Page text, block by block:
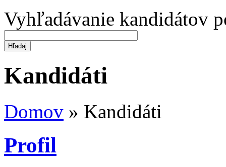
Vyhľadávanie kandidátov
Kandidáti
Domov » Kandidáti
Profil